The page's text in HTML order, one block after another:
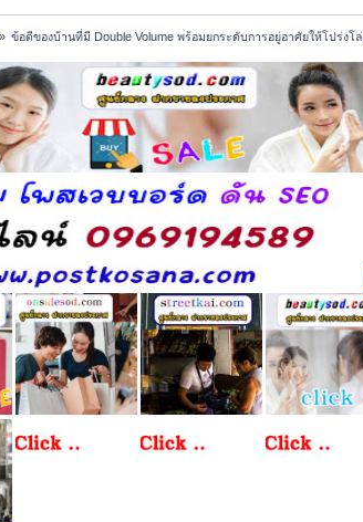
ข้อดีของบ้านที่มี Double Volume พร้อมยกระดับการอยู่อาศัยให้โปร่งโ